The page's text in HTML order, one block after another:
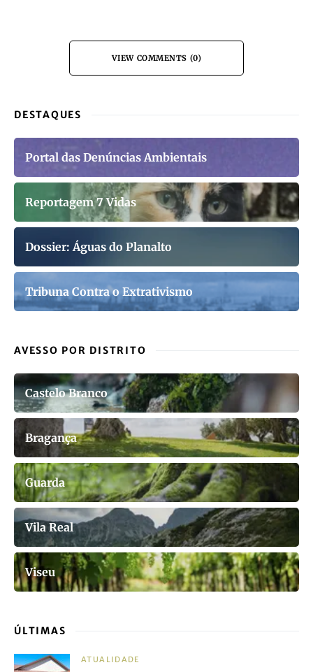
VIEW COMMENTS (0)
DESTAQUES
Portal das Denúncias Ambientais
Reportagem 7 Vidas
Dossier: Águas do Planalto
Tribuna Contra o Extrativismo
AVESSO POR DISTRITO
Castelo Branco
Bragança
Guarda
Vila Real
Viseu
ÚLTIMAS
ATUALIDADE